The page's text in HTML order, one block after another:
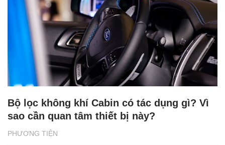
PHƯƠNG TIỆN
Bộ lọc không khí Cabin có tác dụng gì? Vì
sao cần quan tâm thiết bị này?